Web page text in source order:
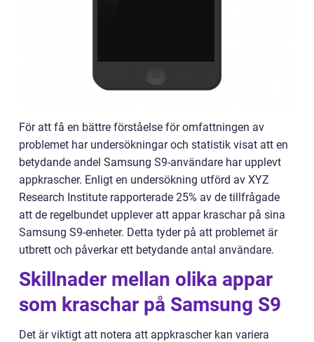
För att få en bättre förståelse för omfattningen av
problemet har undersökningar och statistik visat att en
betydande andel Samsung S9-användare har upplevt
appkrascher. Enligt en undersökning utförd av XYZ
Research Institute rapporterade 25% av de tillfrågade
att de regelbundet upplever att appar kraschar på sina
Samsung S9-enheter. Detta tyder på att problemet är
utbrett och påverkar ett betydande antal användare.
Skillnader mellan olika appar
som kraschar på Samsung S9
Det är viktigt att notera att appkrascher kan variera